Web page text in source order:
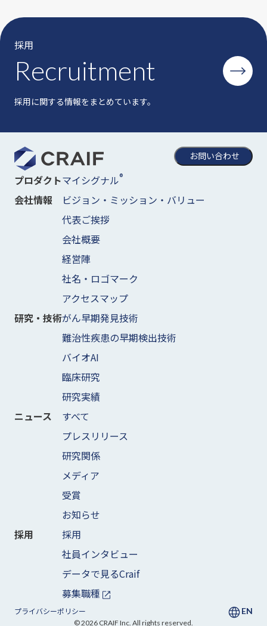
採用
Recruitment
採用に関する情報をまとめています。
お問い合わせ
プロダクトマイシグナル®
会社情報
ビジョン・ミッション・バリュー
代表ご挨拶
会社概要
経営陣
社名・ロゴマーク
アクセスマップ
研究・技術がん早期発見技術
難治性疾患の早期検出技術
バイオAI
臨床研究
研究実績
ニュース
すべて
プレスリリース
研究関係
メディア
受賞
お知らせ
採用
採用
社員インタビュー
データで見るCraif
募集職種
プライバシーポリシー EN
©2026 CRAIF Inc. All rights reserved.